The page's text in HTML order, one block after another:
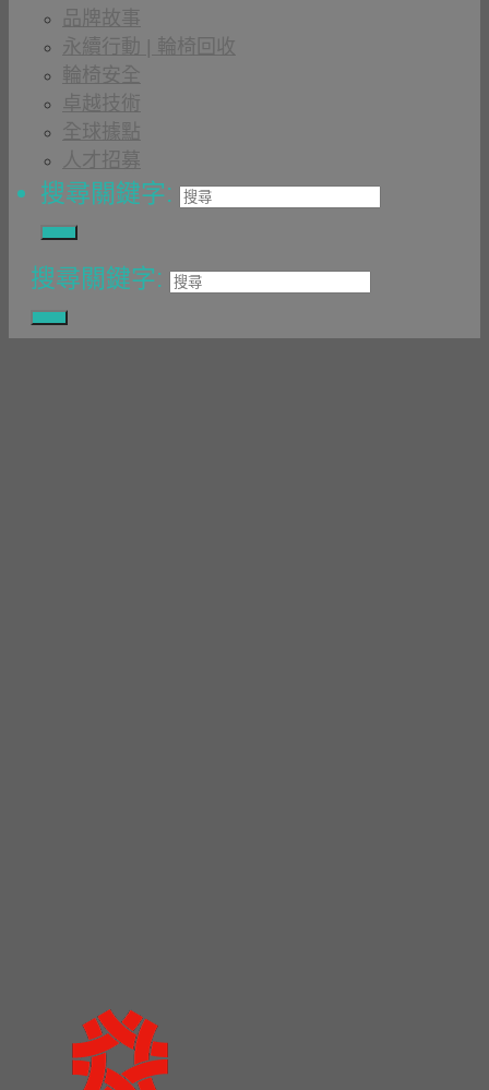
品牌故事
永續行動 | 輪椅回收
輪椅安全
卓越技術
全球據點
人才招募
搜尋關鍵字:
搜尋關鍵字: